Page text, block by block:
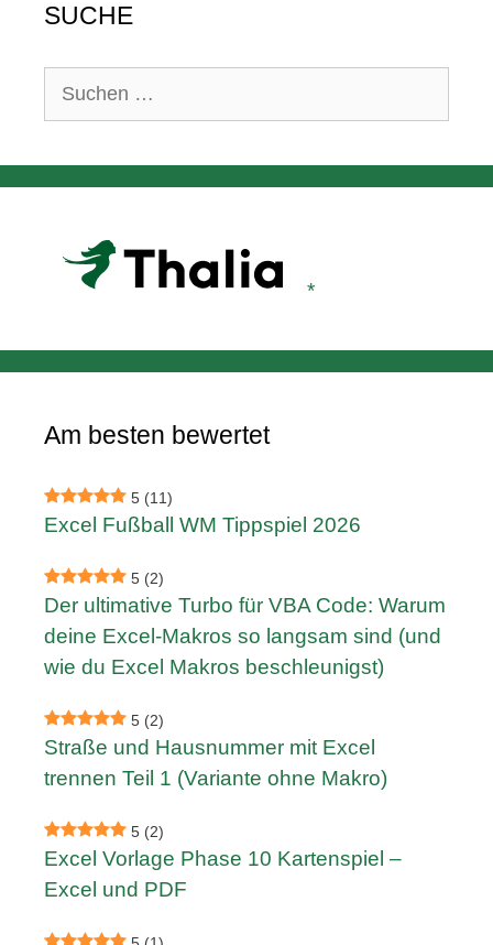
SUCHE
Suchen
Am besten bewertet
5 (11)
Excel Fußball WM Tippspiel 2026
5 (2)
Der ultimative Turbo für VBA Code: Warum
deine Excel-Makros so langsam sind (und
wie du Excel Makros beschleunigst)
5 (2)
Straße und Hausnummer mit Excel
trennen Teil 1 (Variante ohne Makro)
5 (2)
Excel Vorlage Phase 10 Kartenspiel –
Excel und PDF